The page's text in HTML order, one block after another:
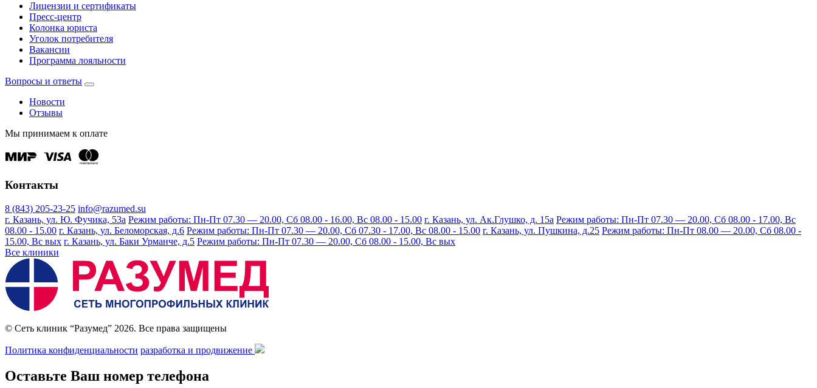
Лицензии и сертификаты
Пресс-центр
Колонка юриста
Уголок потребителя
Вакансии
Программа лояльности
Вопросы и ответы
Новости
Отзывы
Мы принимаем к оплате
Контакты
8 (843) 205-23-25 info@razumed.su
г. Казань, ул. Ю. Фучика, 53а Режим работы: Пн-Пт 07.30 — 20.00, Сб 08.00 - 16.00, Вс 08.00 - 15.00 г. Казань, ул. Ак.Глушко, д. 15а Режим работы: Пн-Пт 07.30 — 20.00, Сб 08.00 - 17.00, Вс
08.00 - 15.00 г. Казань, ул. Беломорская, д.6 Режим работы: Пн-Пт 07.30 — 20.00, Сб 07.30 - 17.00, Вс 08.00 - 15.00 г. Казань, ул. Пушкина, д.25 Режим работы: Пн-Пт 08.00 — 20.00, Сб 08.00 -
15.00, Вс вых г. Казань, ул. Баки Урманче, д.5 Режим работы: Пн-Пт 07.30 — 20.00, Сб 08.00 - 15.00, Вс вых
Все клиники
© Сеть клиник “Разумед” 2026. Все права защищены
Политика конфиденциальности разработка и продвижение
Оставьте Ваш номер телефона